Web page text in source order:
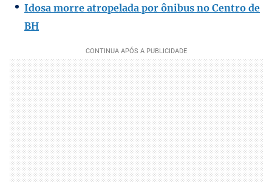
Idosa morre atropelada por ônibus no Centro de
BH